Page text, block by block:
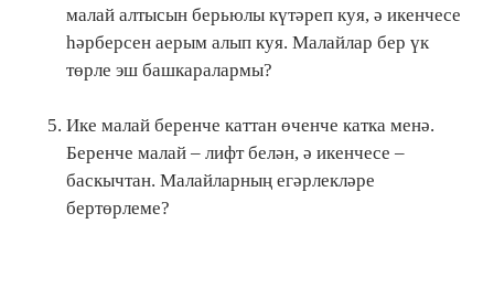
малай алтысын берьюлы күтәреп куя, ә икенчесе
һәрберсен аерым алып куя. Малайлар бер үк
төрле эш башкаралармы?
Ике малай беренче каттан өченче катка менә.
Беренче малай – лифт белән, ә икенчесе –
баскычтан. Малайларның егәрлекләре
бертөрлеме?